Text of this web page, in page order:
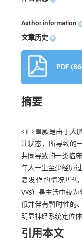
Author information +
文章历史 +
PDF
摘要
<正>晕厥是由于大
注状态，所导致的
共同导致的一类临
年人一生至少经历
复发作的情况 [1-2]
VVS）是生活中较
低并伴有暂时性的
明显神经系统定位体
引用本文